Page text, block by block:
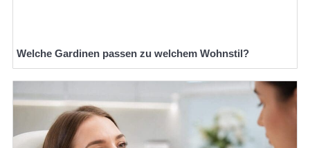
Welche Gardinen passen zu welchem Wohnstil?